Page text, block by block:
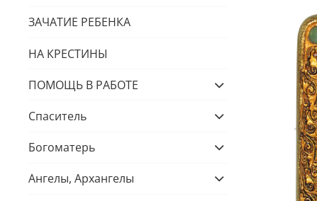
ЗАЧАТИЕ РЕБЕНКА
НА КРЕСТИНЫ
ПОМОЩЬ В РАБОТЕ
Спаситель
Богоматерь
Ангелы, Архангелы